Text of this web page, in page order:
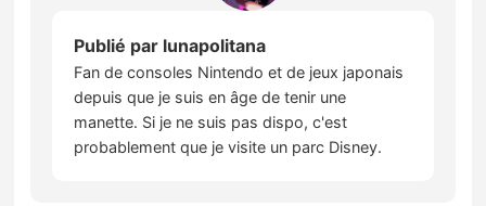
Publié par lunapolitana
Fan de consoles Nintendo et de jeux japonais
depuis que je suis en âge de tenir une
manette. Si je ne suis pas dispo, c'est
probablement que je visite un parc Disney.